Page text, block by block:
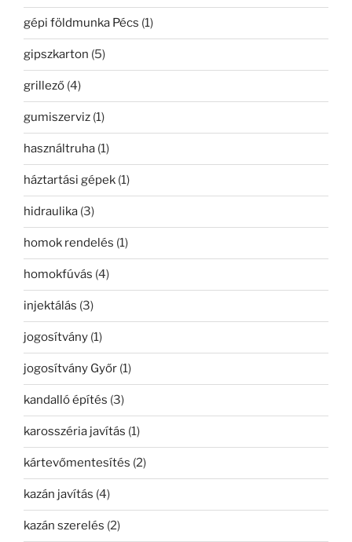
gépi földmunka Pécs (1)
gipszkarton (5)
grillező (4)
gumiszerviz (1)
használtruha (1)
háztartási gépek (1)
hidraulika (3)
homok rendelés (1)
homokfúvás (4)
injektálás (3)
jogosítvány (1)
jogosítvány Győr (1)
kandalló építés (3)
karosszéria javítás (1)
kártevőmentesítés (2)
kazán javítás (4)
kazán szerelés (2)